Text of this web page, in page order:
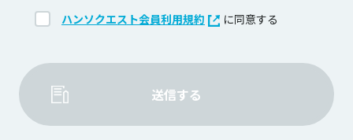
ハンソクエスト会員利用規約 に同意する
送信する